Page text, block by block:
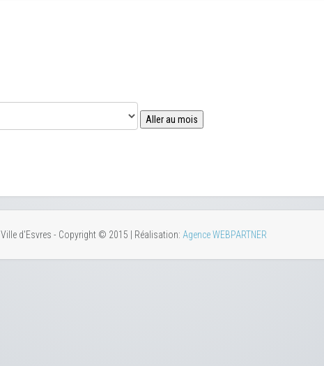
Aller au mois
Ville d'Esvres - Copyright © 2015 | Réalisation: Agence WEBPARTNER